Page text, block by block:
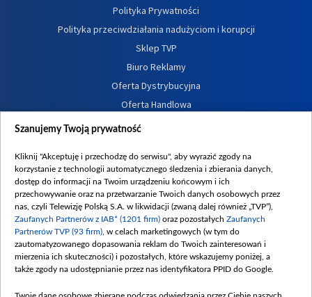
Polityka Prywatności
Polityka przeciwdziałania nadużyciom i korupcji
Sklep TVP
Biuro Reklamy
Oferta Dystrybucyjna
Oferta Handlowa
Dostępność
Procedura zgłoszeń wewnętrznych
Szanujemy Twoją prywatność
Kliknij "Akceptuję i przechodzę do serwisu", aby wyrazić zgody na
korzystanie z technologii automatycznego śledzenia i zbierania danych,
dostęp do informacji na Twoim urządzeniu końcowym i ich
przechowywanie oraz na przetwarzanie Twoich danych osobowych przez
nas, czyli Telewizję Polską S.A. w likwidacji (zwaną dalej również „TVP”),
Zaufanych Partnerów z IAB* (1201 firm) oraz pozostałych Zaufanych
Partnerów TVP (93 firm) , w celach marketingowych (w tym do
zautomatyzowanego dopasowania reklam do Twoich zainteresowań i
mierzenia ich skuteczności) i pozostałych, które wskazujemy poniżej, a
także zgody na udostępnianie przez nas identyfikatora PPID do Google.